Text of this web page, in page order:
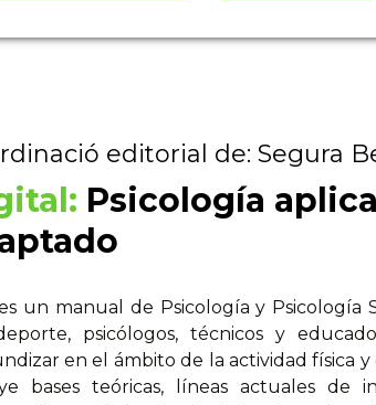
editorial de: Segura
Psicología
un manual de Psicología y Psicología
psicólogos, técnicos y
en el ámbito de la actividad física
bases teóricas, líneas actuales de